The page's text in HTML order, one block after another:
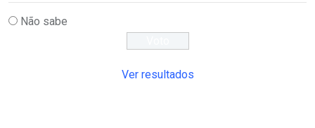
Não sabe
Ver resultados